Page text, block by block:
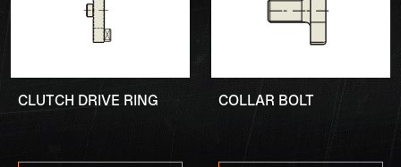
CLUTCH DRIVE RING COLLAR BOLT